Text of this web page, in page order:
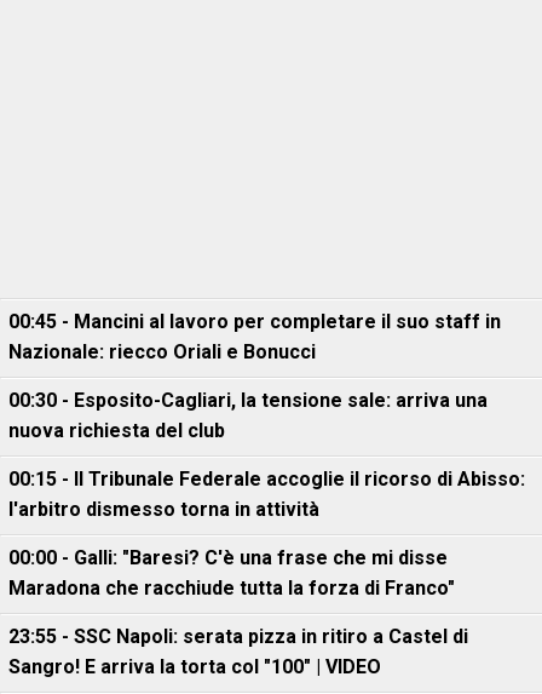
00:45 - Mancini al lavoro per completare il suo staff in
Nazionale: riecco Oriali e Bonucci
00:30 - Esposito-Cagliari, la tensione sale: arriva una
nuova richiesta del club
00:15 - Il Tribunale Federale accoglie il ricorso di Abisso:
l'arbitro dismesso torna in attività
00:00 - Galli: "Baresi? C'è una frase che mi disse
Maradona che racchiude tutta la forza di Franco"
23:55 - SSC Napoli: serata pizza in ritiro a Castel di
Sangro! E arriva la torta col "100" | VIDEO